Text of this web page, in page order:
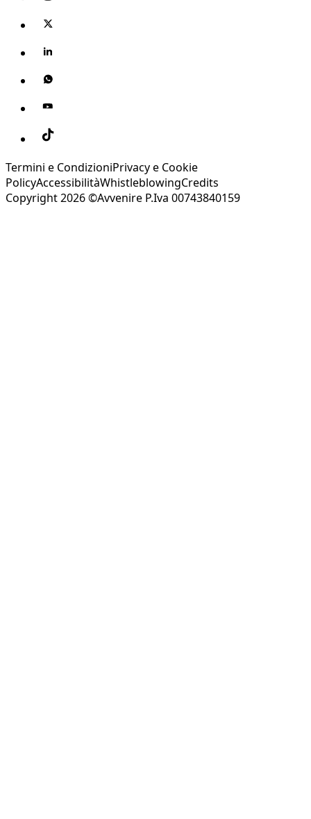
Termini e CondizioniPrivacy e Cookie
PolicyAccessibilitàWhistleblowingCredits
Copyright 2026 ©Avvenire P.Iva 00743840159